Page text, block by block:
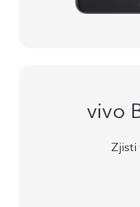
vivo
Zjisti